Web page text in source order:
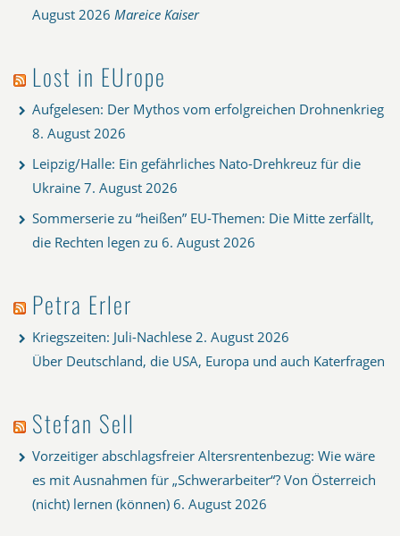
August 2026 Mareice Kaiser
Lost in EUrope
Aufgelesen: Der Mythos vom erfolgreichen Drohnenkrieg
8. August 2026
Leipzig/Halle: Ein gefährliches Nato-Drehkreuz für die
Ukraine 7. August 2026
Sommerserie zu “heißen” EU-Themen: Die Mitte zerfällt,
die Rechten legen zu 6. August 2026
Petra Erler
Kriegszeiten: Juli-Nachlese 2. August 2026
Über Deutschland, die USA, Europa und auch Katerfragen
Stefan Sell
Vorzeitiger abschlagsfreier Altersrentenbezug: Wie wäre
es mit Ausnahmen für „Schwerarbeiter“? Von Österreich
(nicht) lernen (können) 6. August 2026